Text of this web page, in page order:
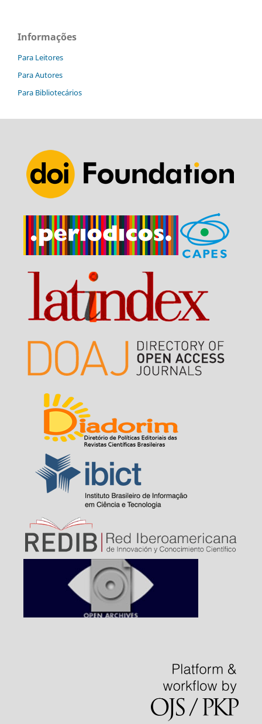
Informações
Para Leitores
Para Autores
Para Bibliotecários